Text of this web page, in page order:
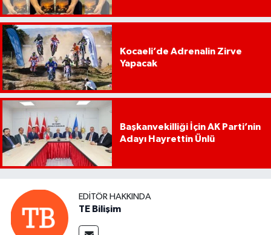
Kocaeli’de Adrenalin Zirve
Yapacak
Başkanvekilliği İçin AK Parti’nin
Adayı Hayrettin Ünlü
EDITÖR HAKKINDA
TE Bilişim